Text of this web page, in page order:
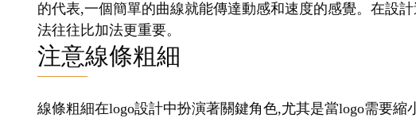
的代表,一個簡單的曲線就能傳達動感和速度的感覺。在設
法往往比加法更重要。
注意線條粗細
線條粗細在logo設計中扮演著關鍵角色,尤其是當logo需要